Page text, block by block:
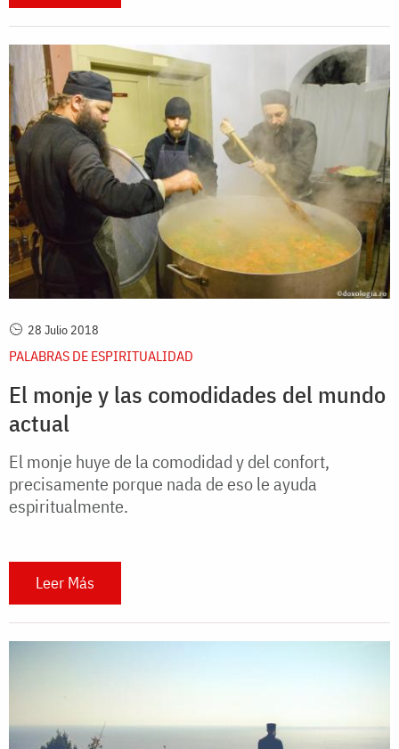
28 Julio 2018
PALABRAS DE ESPIRITUALIDAD
El monje y las comodidades del mundo
actual
El monje huye de la comodidad y del confort,
precisamente porque nada de eso le ayuda
espiritualmente.
Leer Más